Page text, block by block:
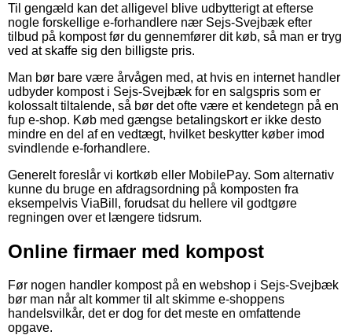
Til gengæld kan det alligevel blive udbytterigt at efterse
nogle forskellige e-forhandlere nær Sejs-Svejbæk efter
tilbud på kompost før du gennemfører dit køb, så man er tryg
ved at skaffe sig den billigste pris.
Man bør bare være årvågen med, at hvis en internet handler
udbyder kompost i Sejs-Svejbæk for en salgspris som er
kolossalt tiltalende, så bør det ofte være et kendetegn på en
fup e-shop. Køb med gængse betalingskort er ikke desto
mindre en del af en vedtægt, hvilket beskytter køber imod
svindlende e-forhandlere.
Generelt foreslår vi kortkøb eller MobilePay. Som alternativ
kunne du bruge en afdragsordning på komposten fra
eksempelvis ViaBill, forudsat du hellere vil godtgøre
regningen over et længere tidsrum.
Online firmaer med kompost
Før nogen handler kompost på en webshop i Sejs-Svejbæk
bør man når alt kommer til alt skimme e-shoppens
handelsvilkår, det er dog for det meste en omfattende
opgave.